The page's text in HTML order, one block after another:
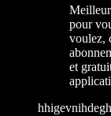
pour
voulez,
et